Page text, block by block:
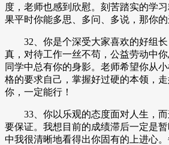
度，老师也感到欣慰。刻苦踏实的学
果平时你能多思、多问、多说，那你的
32、你是个深受大家喜欢的好组长
真，对待工作一丝不苟，公益劳动中
同学中总有你的身影。老师希望你从
格的要求自己，掌握好过硬的本领，
你，一定能行！
33、你以乐观的态度面对人生，而
要保证。我想目前的成绩滞后一定是
中我很清晰地看得出你固有的上进心